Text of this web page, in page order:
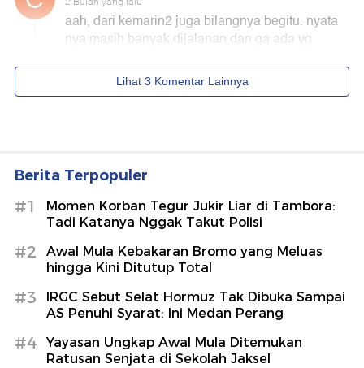
Berita Terpopuler
#1
Momen Korban Tegur Jukir Liar di Tambora:
Tadi Katanya Nggak Takut Polisi
#2
Awal Mula Kebakaran Bromo yang Meluas
hingga Kini Ditutup Total
#3
IRGC Sebut Selat Hormuz Tak Dibuka Sampai
AS Penuhi Syarat: Ini Medan Perang
#4
Yayasan Ungkap Awal Mula Ditemukan
Ratusan Senjata di Sekolah Jaksel